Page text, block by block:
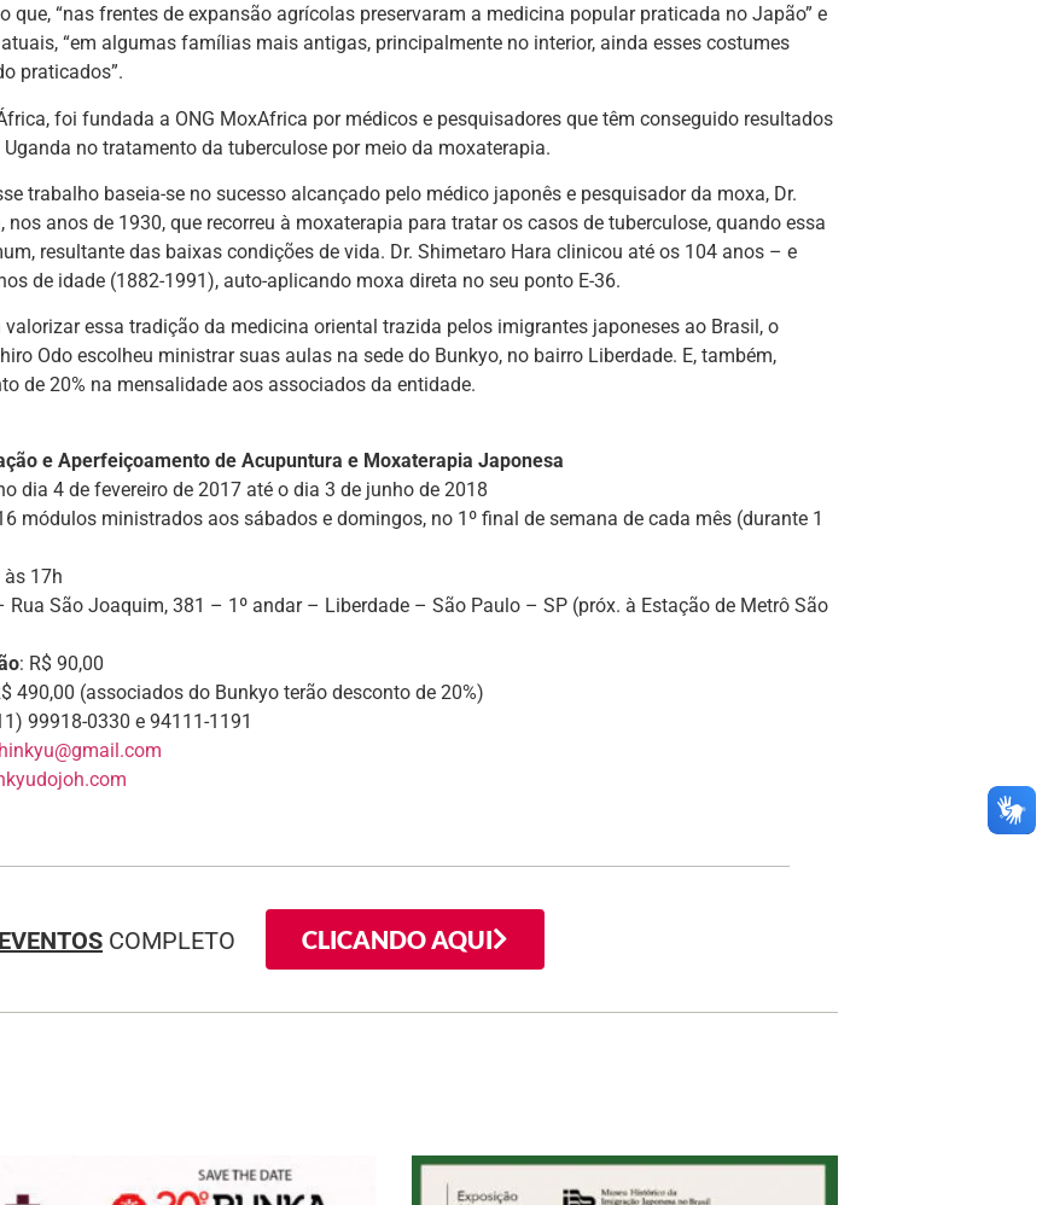
que, “nas frentes de expansão agrícolas preservaram a medicina popular praticada no Japão” e
“em algumas famílias mais antigas, principalmente no interior, ainda esses costumes
praticados”.
foi fundada a ONG MoxAfrica por médicos e pesquisadores que têm conseguido resultados
no tratamento da tuberculose por meio da moxaterapia.
trabalho baseia-se no sucesso alcançado pelo médico japonês e pesquisador da moxa, Dr.
nos anos de 1930, que recorreu à moxaterapia para tratar os casos de tuberculose, quando essa
resultante das baixas condições de vida. Dr. Shimetaro Hara clinicou até os 104 anos – e
de idade (1882-1991), auto-aplicando moxa direta no seu ponto E-36.
valorizar essa tradição da medicina oriental trazida pelos imigrantes japoneses ao Brasil, o
Odo escolheu ministrar suas aulas na sede do Bunkyo, no bairro Liberdade. E, também,
de 20% na mensalidade aos associados da entidade.
e Aperfeiçoamento de Acupuntura e Moxaterapia Japonesa
dia 4 de fevereiro de 2017 até o dia 3 de junho de 2018
módulos ministrados aos sábados e domingos, no 1º final de semana de cada mês (durante 1
às 17h
Rua São Joaquim, 381 – 1º andar – Liberdade – São Paulo – SP (próx. à Estação de Metrô São
: R$ 90,00
490,00 (associados do Bunkyo terão desconto de 20%)
99918-0330 e 94111-1191
COMPLETO CLICANDO AQUI